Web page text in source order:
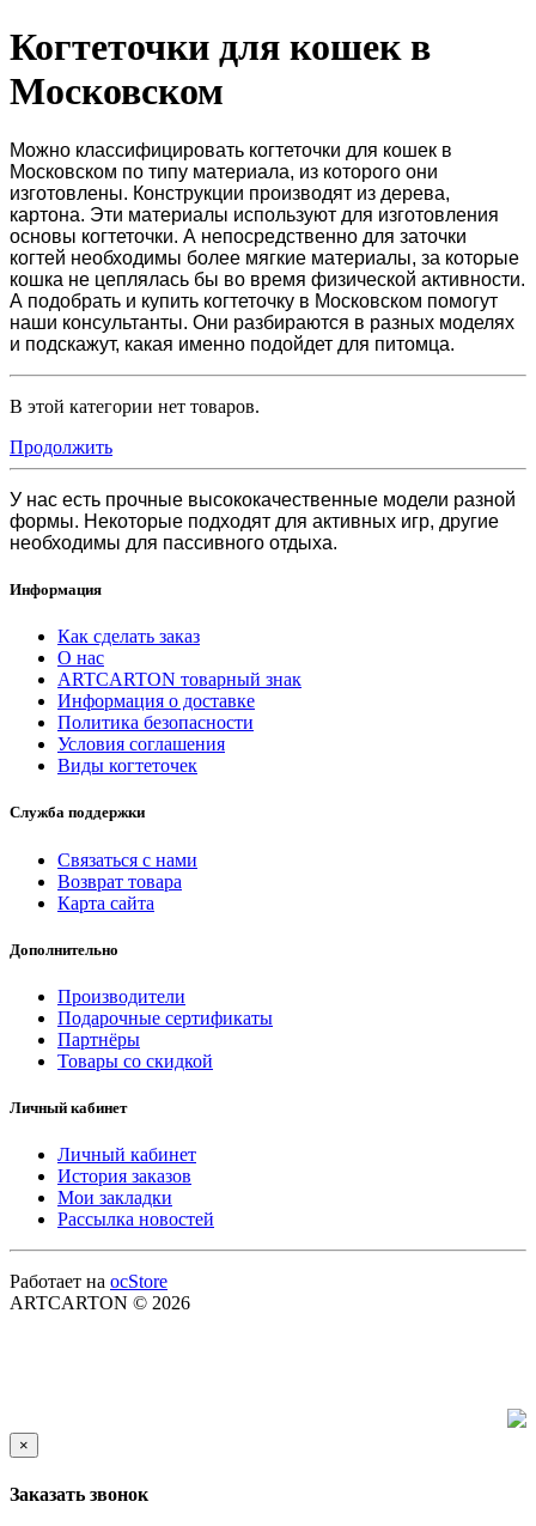
Когтеточки для кошек в
Московском
Можно классифицировать когтеточки для кошек в
Московском по типу материала, из которого они
изготовлены. Конструкции производят из дерева,
картона. Эти материалы используют для изготовления
основы когтеточки. А непосредственно для заточки
когтей необходимы более мягкие материалы, за которые
кошка не цеплялась бы во время физической активности.
А подобрать и купить когтеточку в Московском помогут
наши консультанты. Они разбираются в разных моделях
и подскажут, какая именно подойдет для питомца.
В этой категории нет товаров.
Продолжить
У нас есть прочные высококачественные модели разной
формы. Некоторые подходят для активных игр, другие
необходимы для пассивного отдыха.
Информация
Как сделать заказ
О нас
ARTCARTON товарный знак
Информация о доставке
Политика безопасности
Условия соглашения
Виды когтеточек
Служба поддержки
Связаться с нами
Возврат товара
Карта сайта
Дополнительно
Производители
Подарочные сертификаты
Партнёры
Товары со скидкой
Личный кабинет
Личный кабинет
История заказов
Мои закладки
Рассылка новостей
Работает на ocStore
ARTCARTON © 2026
×
Заказать звонок